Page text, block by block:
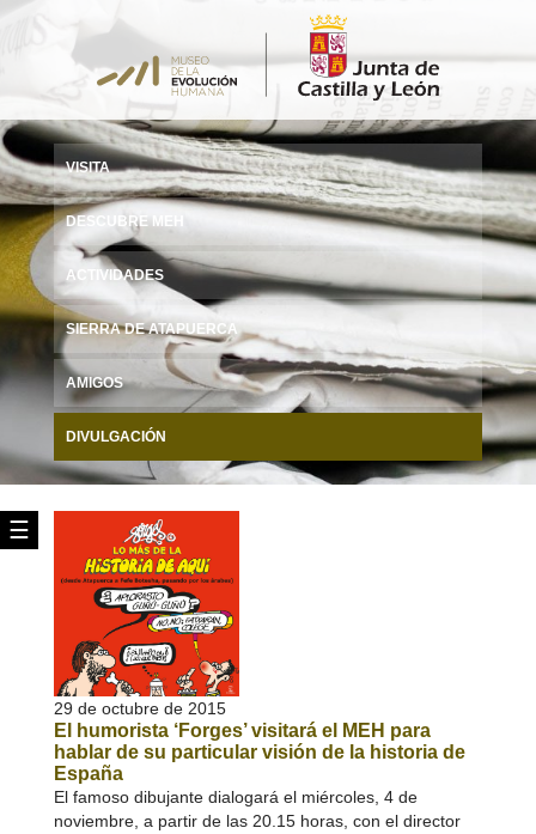
☰
VISITA
DESCUBRE MEH
ACTIVIDADES
SIERRA DE ATAPUERCA
AMIGOS
DIVULGACIÓN
29 de octubre de 2015
El humorista ‘Forges’ visitará el MEH para
hablar de su particular visión de la historia de
España
El famoso dibujante dialogará el miércoles, 4 de
noviembre, a partir de las 20.15 horas, con el director